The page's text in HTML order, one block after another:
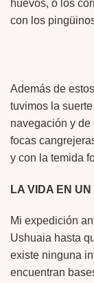
huevos, o los
con los
Además de
tuvimos la
navegación y
focas
y con la temida
LA VIDA EN
Mi expedición
Ushuaia hasta
existe ninguna
encuentran